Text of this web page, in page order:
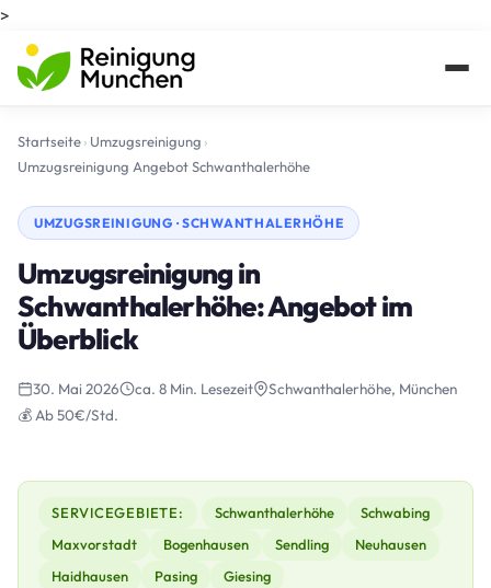
>
Startseite› Umzugsreinigung ›
Umzugsreinigung Angebot Schwanthalerhöhe
UMZUGSREINIGUNG · SCHWANTHALERHÖHE
Umzugsreinigung in
Schwanthalerhöhe: Angebot im
Überblick
30. Mai 2026 ca. 8 Min. Lesezeit
Schwanthalerhöhe, München
💰 Ab 50€/Std.
SERVICEGEBIETE: Schwanthalerhöhe
Schwabing
Maxvorstadt
Bogenhausen Sendling
Neuhausen
Haidhausen
Pasing Giesing